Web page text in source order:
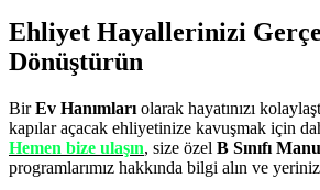
Ehliyet Hayallerinizi
Dönüştürün
BirEv Hanımları olarak hayatınızı
kapılar açacak ehliyetinize kavuşmak için
Hemen bize ulaşın, size özel B Sınıfı
programlarımız hakkında bilgi alın ve